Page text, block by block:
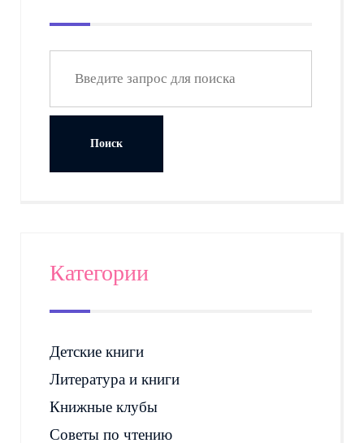
Категории
Детские книги
Литература и книги
Книжные клубы
Советы по чтению